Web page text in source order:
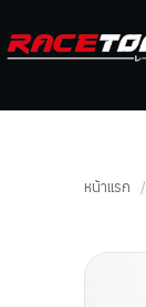
หน้าแรก /